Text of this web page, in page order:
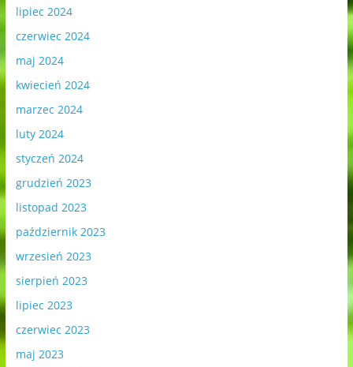
lipiec 2024
czerwiec 2024
maj 2024
kwiecień 2024
marzec 2024
luty 2024
styczeń 2024
grudzień 2023
listopad 2023
październik 2023
wrzesień 2023
sierpień 2023
lipiec 2023
czerwiec 2023
maj 2023